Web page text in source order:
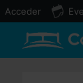
Acceder